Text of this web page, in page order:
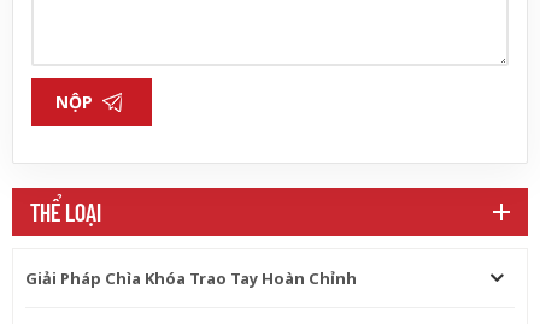
NỘP
THỂ LOẠI
Giải Pháp Chìa Khóa Trao Tay Hoàn Chỉnh